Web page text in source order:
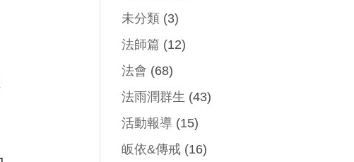
未分類 (3)
法師篇 (12)
法會 (68)
法雨潤群生 (43)
活動報導 (15)
皈依&傳戒 (16)